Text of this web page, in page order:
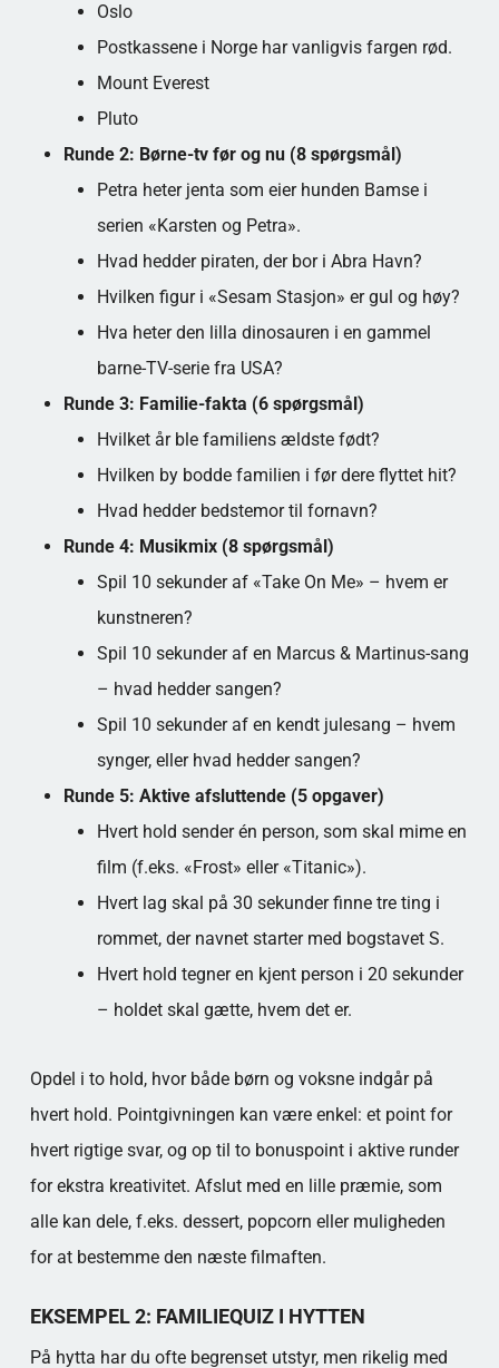
Oslo
Postkassene i Norge har vanligvis fargen rød.
Mount Everest
Pluto
Runde 2: Børne-tv før og nu (8 spørgsmål)
Petra heter jenta som eier hunden Bamse i
serien «Karsten og Petra».
Hvad hedder piraten, der bor i Abra Havn?
Hvilken figur i «Sesam Stasjon» er gul og høy?
Hva heter den lilla dinosauren i en gammel
barne-TV-serie fra USA?
Runde 3: Familie-fakta (6 spørgsmål)
Hvilket år ble familiens ældste født?
Hvilken by bodde familien i før dere flyttet hit?
Hvad hedder bedstemor til fornavn?
Runde 4: Musikmix (8 spørgsmål)
Spil 10 sekunder af «Take On Me» – hvem er
kunstneren?
Spil 10 sekunder af en Marcus & Martinus-sang
– hvad hedder sangen?
Spil 10 sekunder af en kendt julesang – hvem
synger, eller hvad hedder sangen?
Runde 5: Aktive afsluttende (5 opgaver)
Hvert hold sender én person, som skal mime en
film (f.eks. «Frost» eller «Titanic»).
Hvert lag skal på 30 sekunder finne tre ting i
rommet, der navnet starter med bogstavet S.
Hvert hold tegner en kjent person i 20 sekunder
– holdet skal gætte, hvem det er.
Opdel i to hold, hvor både børn og voksne indgår på
hvert hold. Pointgivningen kan være enkel: et point for
hvert rigtige svar, og op til to bonuspoint i aktive runder
for ekstra kreativitet. Afslut med en lille præmie, som
alle kan dele, f.eks. dessert, popcorn eller muligheden
for at bestemme den næste filmaften.
EKSEMPEL 2: FAMILIEQUIZ I HYTTEN
På hytta har du ofte begrenset utstyr, men rikelig med